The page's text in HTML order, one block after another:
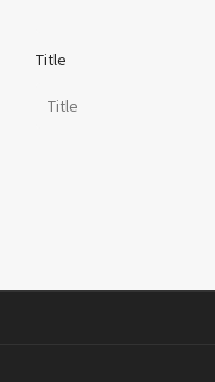
Title